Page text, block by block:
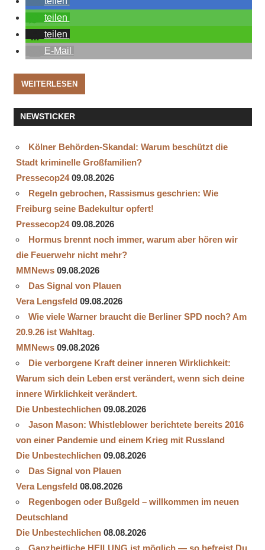
teilen
teilen
E-Mail
WEITERLESEN
NEWSTICKER
Kölner Behörden-Skandal: Warum beschützt die
Stadt kriminelle Großfamilien?
Pressecop24 09.08.2026
Regeln gebrochen, Rassismus geschrien: Wie
Freiburg seine Badekultur opfert!
Pressecop24 09.08.2026
Hormus brennt noch immer, warum aber hören wir
die Feuerwehr nicht mehr?
MMNews 09.08.2026
Das Signal von Plauen
Vera Lengsfeld 09.08.2026
Wie viele Warner braucht die Berliner SPD noch? Am
20.9.26 ist Wahltag.
MMNews 09.08.2026
Die verborgene Kraft deiner inneren Wirklichkeit:
Warum sich dein Leben erst verändert, wenn sich deine
innere Wirklichkeit verändert.
Die Unbestechlichen 09.08.2026
Jason Mason: Whistleblower berichtete bereits 2016
von einer Pandemie und einem Krieg mit Russland
Die Unbestechlichen 09.08.2026
Das Signal von Plauen
Vera Lengsfeld 08.08.2026
Regenbogen oder Bußgeld – willkommen im neuen
Deutschland
Die Unbestechlichen 08.08.2026
Ganzheitliche HEILUNG ist möglich — so befreist Du